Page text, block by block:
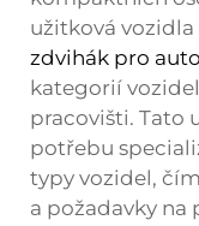
užitková
zdvihák pro
kategorií
pracovišti. Tato
potřebu
typy vozidel,
a požadavky na